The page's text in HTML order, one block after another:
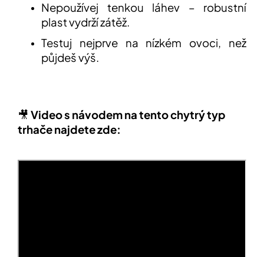
Nepoužívej tenkou láhev – robustní
plast vydrží zátěž.
Testuj nejprve na nízkém ovoci, než
půjdeš výš.
🎥 Video s návodem na tento chytrý typ
trhače najdete zde: